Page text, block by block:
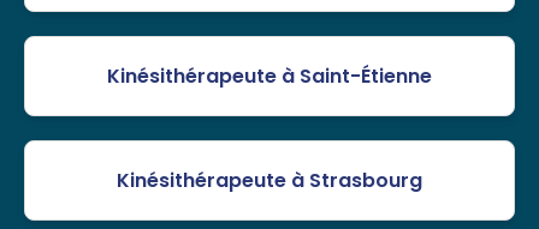
Kinésithérapeute à Saint-Étienne
Kinésithérapeute à Strasbourg